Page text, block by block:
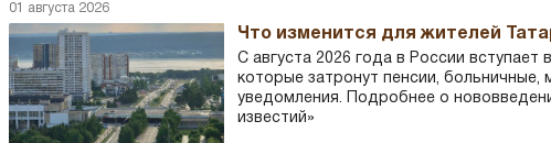
01 августа 2026
Что изменится для жителей
С августа 2026 года в России вступает
которые затронут пенсии, больничные,
уведомления. Подробнее о
известий»